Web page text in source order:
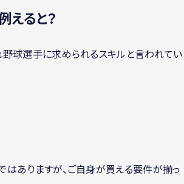
えると？
野球選手に求められるスキルと言われてい
はありますが、ご自身が買える要件が揃っ